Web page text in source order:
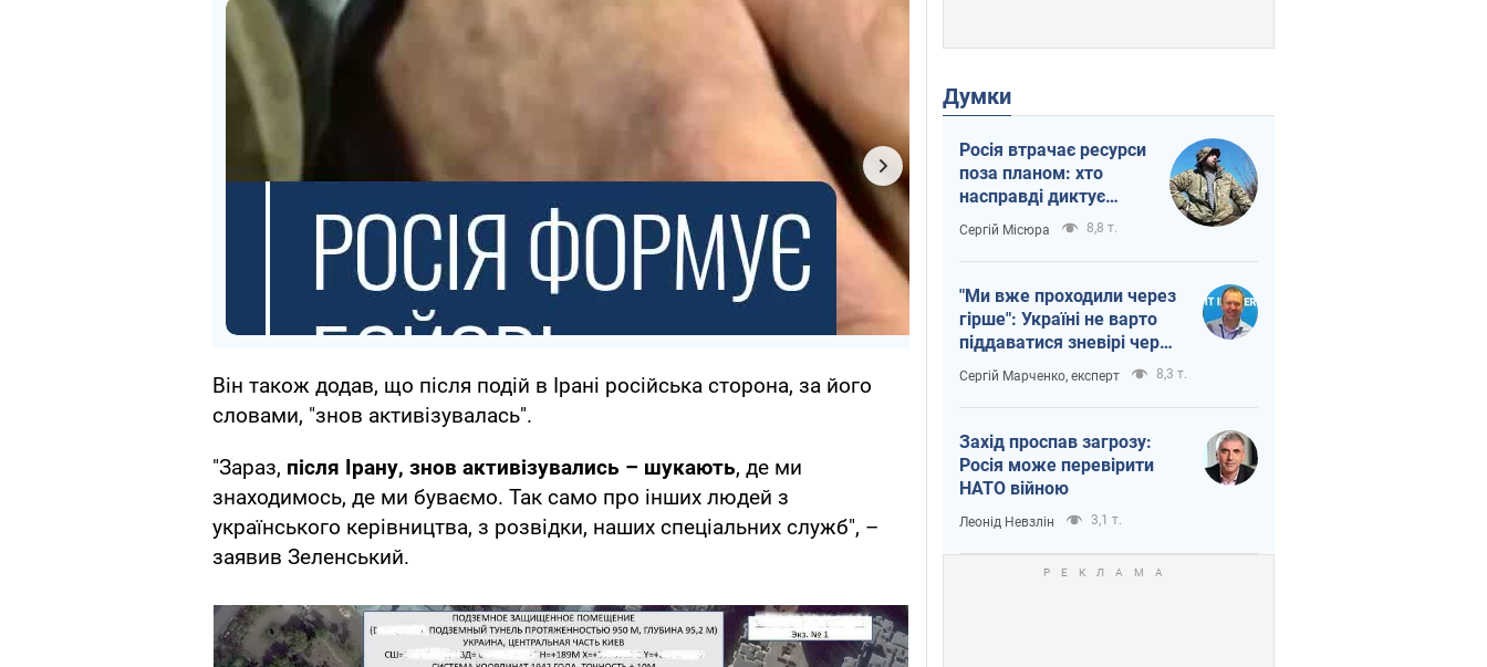
Він також додав, що після подій в Ірані російська сторона, за його
словами, "знов активізувалась".
"Зараз, після Ірану, знов активізувались – шукають, де ми
знаходимось, де ми буваємо. Так само про інших людей з
українського керівництва, з розвідки, наших спеціальних служб", –
заявив Зеленський.
Думки
Росія втрачає ресурси
поза планом: хто
насправді диктує
темп війни
Сергій Місюра 8,8 т.
"Ми вже проходили через
гірше": Україні не варто
піддаватися зневірі через
ракетний терор
Сергій Марченко, експерт 8,3 т.
Захід проспав загрозу:
Росія може перевірити
НАТО війною
Леонід Невзлін 3,1 т.